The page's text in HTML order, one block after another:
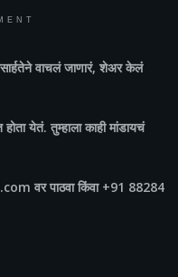
वाचलं जाणारं, शेअर केलं
येतं. तुम्हाला काही मांडायचं
वर पाठवा किंवा +91 88284